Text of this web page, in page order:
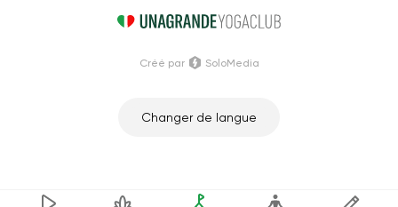
Changer de langue
Créé par SoloMedia